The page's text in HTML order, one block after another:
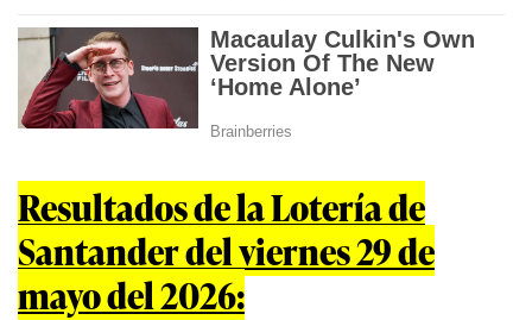
Resultados de la Lotería de
Santander del viernes 29 de
mayo del 2026: